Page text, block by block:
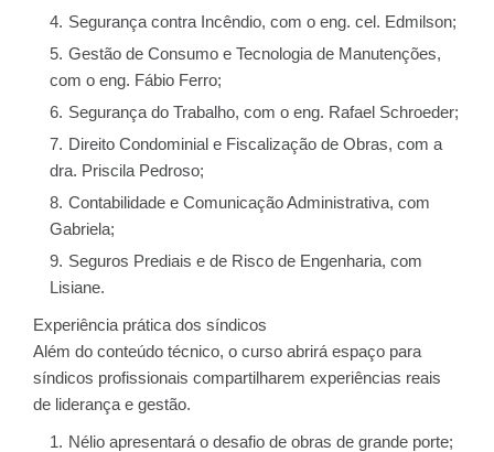
Segurança contra Incêndio, com o eng. cel. Edmilson;
Gestão de Consumo e Tecnologia de Manutenções,
com o eng. Fábio Ferro;
Segurança do Trabalho, com o eng. Rafael Schroeder;
Direito Condominial e Fiscalização de Obras, com a
dra. Priscila Pedroso;
Contabilidade e Comunicação Administrativa, com
Gabriela;
Seguros Prediais e de Risco de Engenharia, com
Lisiane.
Experiência prática dos síndicos
Além do conteúdo técnico, o curso abrirá espaço para
síndicos profissionais compartilharem experiências reais
de liderança e gestão.
Nélio apresentará o desafio de obras de grande porte;